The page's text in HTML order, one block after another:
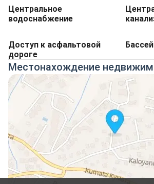
Центральное
водоснабжение
Доступ к асфальтовой
дороге
Местонахождение